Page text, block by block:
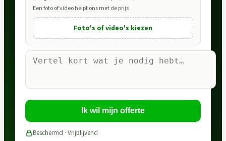
Een foto of video helpt ons met de prijs
Foto's of video's kiezen
Ik wil mijn offerte
Beschermd · Vrijblijvend